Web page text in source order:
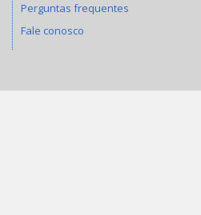
Perguntas frequentes
Fale conosco